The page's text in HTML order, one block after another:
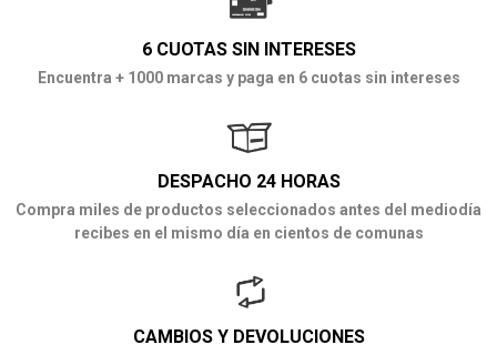
6 CUOTAS SIN INTERESES
Encuentra + 1000 marcas y paga en 6 cuotas sin intereses
DESPACHO 24 HORAS
Compra miles de productos seleccionados antes del mediodía
recibes en el mismo día en cientos de comunas
CAMBIOS Y DEVOLUCIONES